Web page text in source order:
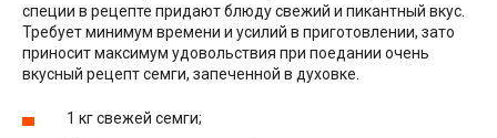
специи в рецепте придают блюду свежий и пикантный вкус.
Требует минимум времени и усилий в приготовлении, зато
приносит максимум удовольствия при поедании очень
вкусный рецепт семги, запеченной в духовке.
1 кг свежей семги;